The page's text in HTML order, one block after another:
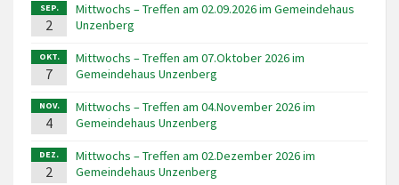
SEP.
2
Mittwochs – Treffen am 02.09.2026 im Gemeindehaus
Unzenberg
OKT.
7
Mittwochs – Treffen am 07.Oktober 2026 im
Gemeindehaus Unzenberg
NOV.
4
Mittwochs – Treffen am 04.November 2026 im
Gemeindehaus Unzenberg
DEZ.
2
Mittwochs – Treffen am 02.Dezember 2026 im
Gemeindehaus Unzenberg